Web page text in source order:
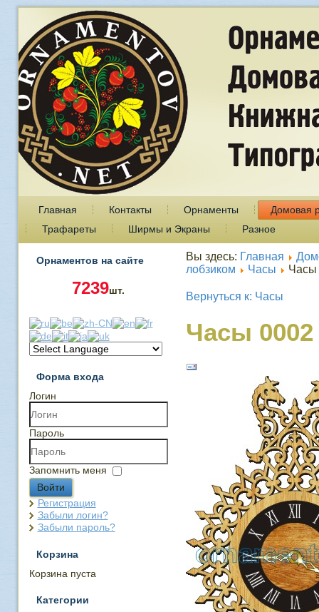
Главная Контакты Орнаменты
Домовая
Трафареты
Ширмы и Экраны Разное
Орнаментов на сайте
7239шт.
Форма входа
Логин
Пароль
Запомнить меня
Войти
Регистрация
Забыли логин?
Забыли пароль?
Корзина
Корзина пуста
Категории
Вы здесь: Главная
лобзиком
Часы Часы
Вернуться к: Часы
Часы 0002